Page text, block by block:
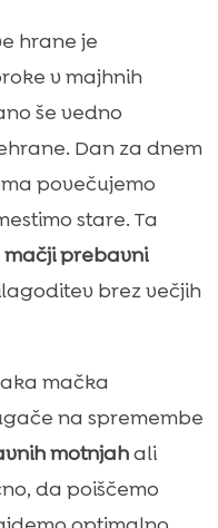
hrane je
v majhnih
še vedno
Dan za dnem
povečujemo
stare. Ta
mačji prebavni
brez večjih
mačka
na spremembe
motnjahali
da poiščemo